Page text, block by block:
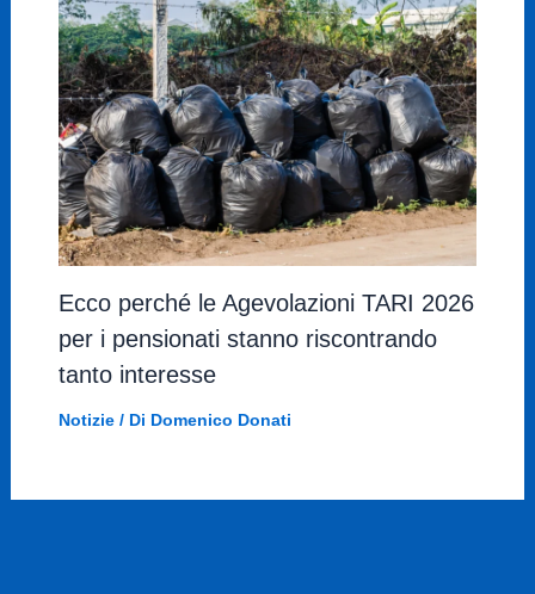
Ecco perché le Agevolazioni TARI 2026
per i pensionati stanno riscontrando
tanto interesse
Notizie/ Di Domenico Donati